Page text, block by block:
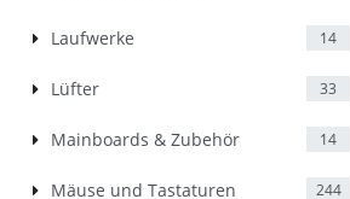
Laufwerke 14
Lüfter 33
Mainboards & Zubehör 14
Mäuse und Tastaturen 244